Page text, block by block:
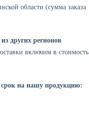
области (сумма заказа
других регионов
включим в стоимость
на нашу продукцию: